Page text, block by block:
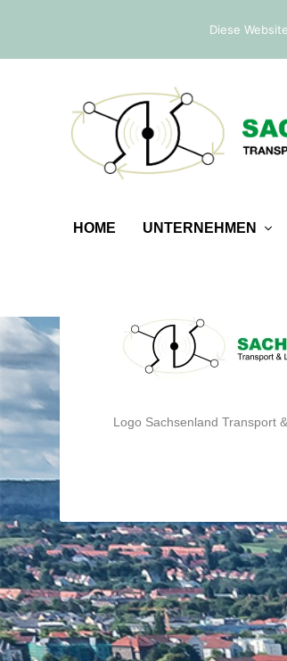
Befreiung von der
HOME UNTERNEHMEN
Logo Sachsenland Transport
Diese